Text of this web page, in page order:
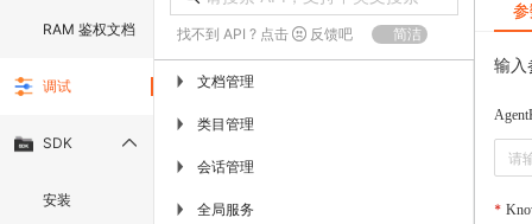
RAM 鉴权文档
调试
SDK
安装
找不到 API ? 点击 反馈吧 简洁
▶ 文档管理
▶ 类目管理
▶ 会话管理
▶ 全局服务
输入